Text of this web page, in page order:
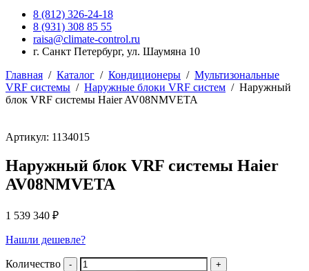
8 (812) 326-24-18
8 (931) 308 85 55
raisa@climate-control.ru
г. Санкт Петербург, ул. Шаумяна 10
Главная / Каталог / Кондиционеры / Мультизональные
VRF системы / Наружные блоки VRF систем / Наружный
блок VRF системы Haier AV08NMVETA
Артикул: 1134015
Наружный блок VRF системы Haier
AV08NMVETA
1 539 340 ₽
Нашли дешевле?
Количество